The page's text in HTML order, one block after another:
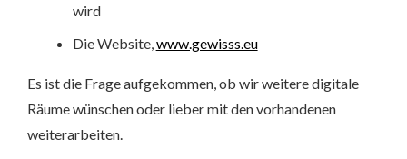
wird
Die Website,www.gewisss.eu
Es ist die Frage aufgekommen, ob wir weitere digitale
Räume wünschen oder lieber mit den vorhandenen
weiterarbeiten.